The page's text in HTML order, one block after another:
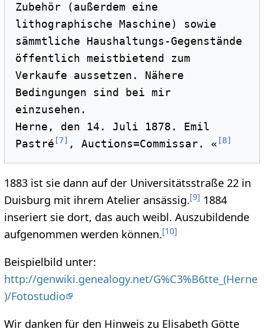
Zubehör (außerdem eine
lithographische Maschine) sowie
sämmtliche Haushaltungs-Gegenstände
öffentlich meistbietend zum
Verkaufe aussetzen. Nähere
Bedingungen sind bei mir
einzusehen.
Herne, den 14. Juli 1878. Emil
Pastré [7] , Auctions=Commissar. « [8]
1883 ist sie dann auf der Universitätsstraße 22 in
Duisburg mit ihrem Atelier ansässig.[9] 1884
inseriert sie dort, das auch weibl. Auszubildende
aufgenommen werden können.[10]
Beispielbild unter:
http://genwiki.genealogy.net/G%C3%B6tte_(Herne
)/Fotostudio
Wir danken für den Hinweis zu Elisabeth Götte